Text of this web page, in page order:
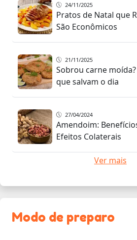
24/11/2025
Pratos de Natal que
São Econômicos
21/11/2025
Sobrou carne
que salvam o dia
27/04/2024
Amendoim:
Efeitos Colaterais
Ver mais
Modo de preparo